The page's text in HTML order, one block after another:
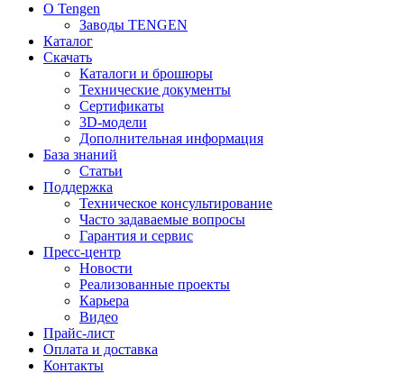
О Tengen
Заводы TENGEN
Каталог
Скачать
Каталоги и брошюры
Технические документы
Сертификаты
3D-модели
Дополнительная информация
База знаний
Статьи
Поддержка
Техническое консультирование
Часто задаваемые вопросы
Гарантия и сервис
Пресс-центр
Новости
Реализованные проекты
Карьера
Видео
Прайс-лист
Оплата и доставка
Контакты